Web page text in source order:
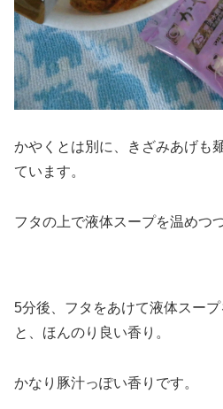
かやくとは別に、きざみあげも
ています。
フタの上で液体スープを温めつ
5分後、フタをあけて液体スー
と、ほんのり良い香り。
かなり豚汁っぽい香りです。